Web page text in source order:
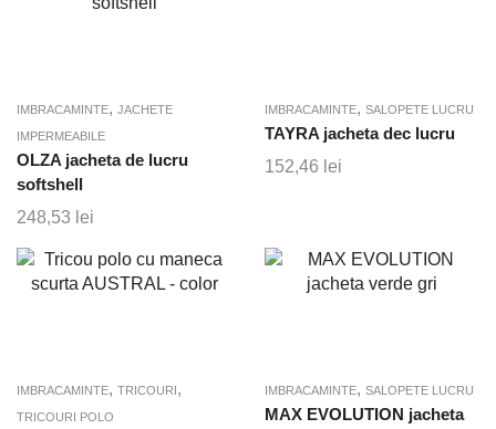
IMBRACAMINTE, JACHETE
IMPERMEABILE
OLZA jacheta de lucru
softshell
248,53 lei
IMBRACAMINTE, SALOPETE LUCRU
TAYRA jacheta dec lucru
152,46 lei
IMBRACAMINTE, TRICOURI,
TRICOURI POLO
IMBRACAMINTE, SALOPETE LUCRU
MAX EVOLUTION jacheta